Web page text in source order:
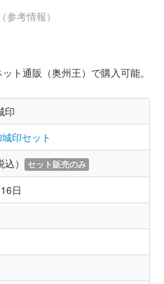
考情報）
ト通販（奥州王）で購入可能。
印
印セット
） セット販売のみ
日